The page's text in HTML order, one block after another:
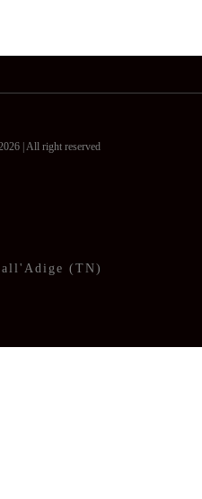
| All right reserved
all'Adige (TN)